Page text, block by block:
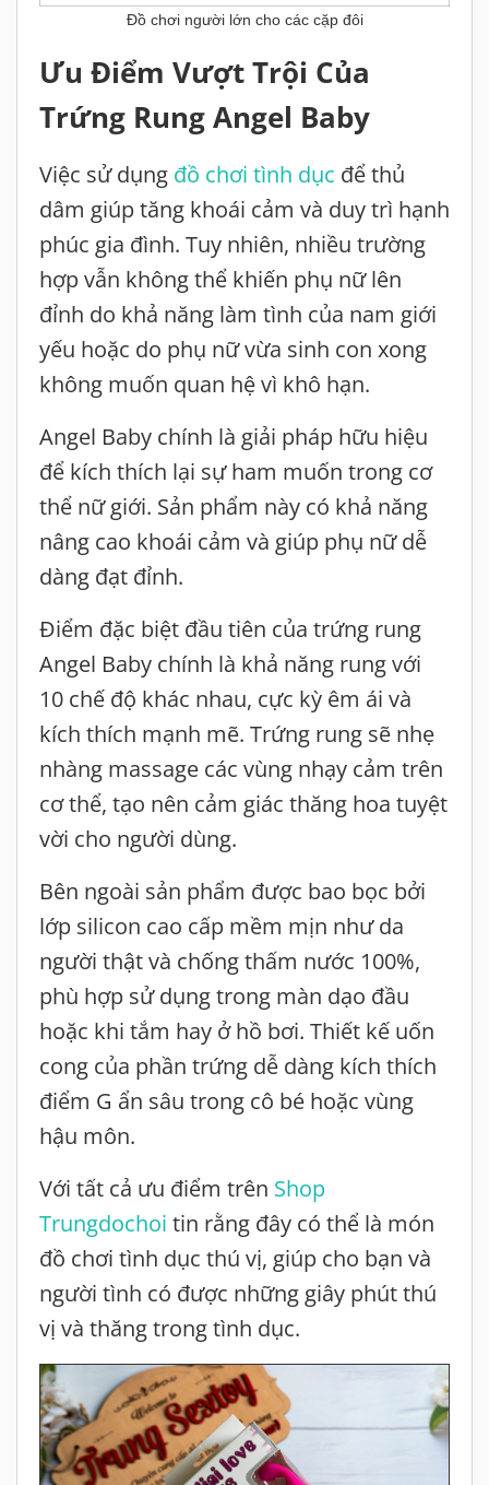
Đồ chơi người lớn cho các cặp đôi
Ưu Điểm Vượt Trội Của
Trứng Rung Angel Baby
Việc sử dụng đồ chơi tình dục để thủ
dâm giúp tăng khoái cảm và duy trì hạnh
phúc gia đình. Tuy nhiên, nhiều trường
hợp vẫn không thể khiến phụ nữ lên
đỉnh do khả năng làm tình của nam giới
yếu hoặc do phụ nữ vừa sinh con xong
không muốn quan hệ vì khô hạn.
Angel Baby chính là giải pháp hữu hiệu
để kích thích lại sự ham muốn trong cơ
thể nữ giới. Sản phẩm này có khả năng
nâng cao khoái cảm và giúp phụ nữ dễ
dàng đạt đỉnh.
Điểm đặc biệt đầu tiên của trứng rung
Angel Baby chính là khả năng rung với
10 chế độ khác nhau, cực kỳ êm ái và
kích thích mạnh mẽ. Trứng rung sẽ nhẹ
nhàng massage các vùng nhạy cảm trên
cơ thể, tạo nên cảm giác thăng hoa tuyệt
vời cho người dùng.
Bên ngoài sản phẩm được bao bọc bởi
lớp silicon cao cấp mềm mịn như da
người thật và chống thấm nước 100%,
phù hợp sử dụng trong màn dạo đầu
hoặc khi tắm hay ở hồ bơi. Thiết kế uốn
cong của phần trứng dễ dàng kích thích
điểm G ẩn sâu trong cô bé hoặc vùng
hậu môn.
Với tất cả ưu điểm trên Shop
Trungdochoi tin rằng đây có thể là món
đồ chơi tình dục thú vị, giúp cho bạn và
người tình có được những giây phút thú
vị và thăng trong tình dục.